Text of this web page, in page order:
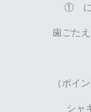
① に
歯ごた
（ポイ
シャ